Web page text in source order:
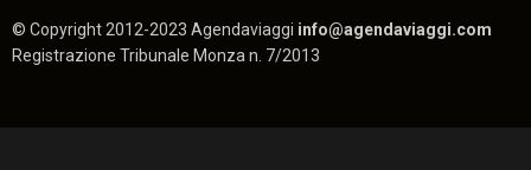
© Copyright 2012-2023 Agendaviaggi info@agendaviaggi.com
Registrazione Tribunale Monza n. 7/2013